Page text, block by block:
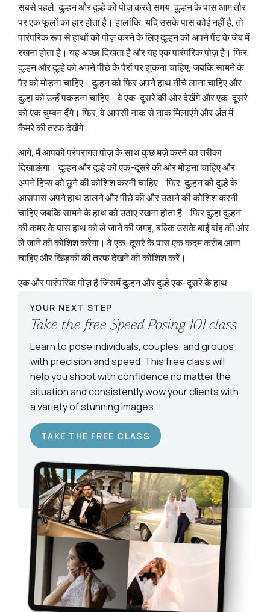
सबसे पहले, दुल्हन और दुल्हे को पोज़ करते समय, दुल्हन के पास आम तौर
पर एक फूलों का हार होता है। हालांकि, यदि उसके पास कोई नहीं है, तो
पारंपरिक रूप से हाथों को पोज़ करने के लिए दुल्हन को अपने पैंट के जेब में
रखना होता है। यह अच्छा दिखता है और यह एक पारंपरिक पोज़ है। फिर,
दुल्हन और दुल्हे को अपने पीछे के पैरों पर झुकना चाहिए, जबकि सामने के
पैर को मोड़ना चाहिए। दुल्हन को फिर अपने हाथ नीचे लाना चाहिए और
दुल्हा को उन्हें पकड़ना चाहिए। वे एक-दूसरे की ओर देखेंगे और एक-दूसरे
को एक चुम्बन देंगे। फिर, वे आपसी नाक से नाक मिलाएंगे और अंत में,
कैमरे की तरफ देखेंगे।
आगे, मैं आपको परंपरागत पोज़ के साथ कुछ मज़े करने का तरीका
दिखाऊंगा। दुल्हन और दुल्हे को एक-दूसरे की ओर मोड़ना चाहिए और
अपने हिप्स को छूने की कोशिश करनी चाहिए। फिर, दुल्हन को दुल्हे के
आसपास अपने हाथ डालने और पीछे की और उठाने की कोशिश करनी
चाहिए जबकि सामने के हाथ को उठाए रखना होता है। फिर दुल्हा दुल्हन
की कमर के पास हाथ को ले जाने की जगह, बल्कि उसके बाईं बांह की ओर
ले जाने की कोशिश करेगा। वे एक-दूसरे के पास एक कदम करीब आना
चाहिए और खिड़की की तरफ देखने की कोशिश करें।
एक और पारंपरिक पोज़ है जिसमें दुल्हन और दुल्हे एक-दूसरे के हाथ
YOUR NEXT STEP
Take the free Speed Posing 101 class
Learn to pose individuals, couples, and groups
with precision and speed. Thisfree classwill
help you shoot with confidence no matter the
situation and consistently wow your clients with
a variety of stunning images.
TAKE THE FREE CLASS